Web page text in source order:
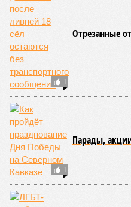
1
Отрезанные
1
Парады,